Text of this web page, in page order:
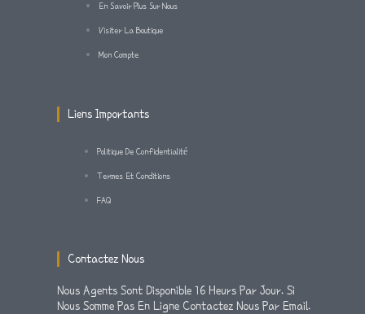
R
A
M
En Savoir Plus Sur Nous
Visiter La Boutique
Mon Compte
Liens Importants
Politique De Confidentialité
Termes Et Conditions
FAQ
Contactez Nous
Nous Agents Sont Disponible 16 Heurs Par Jour. Si
Nous Somme Pas En Ligne Contactez Nous Par Email.